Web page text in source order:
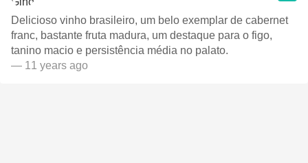
Delicioso vinho brasileiro, um belo exemplar de cabernet
franc, bastante fruta madura, um destaque para o figo,
tanino macio e persistência média no palato.
— 11 years ago